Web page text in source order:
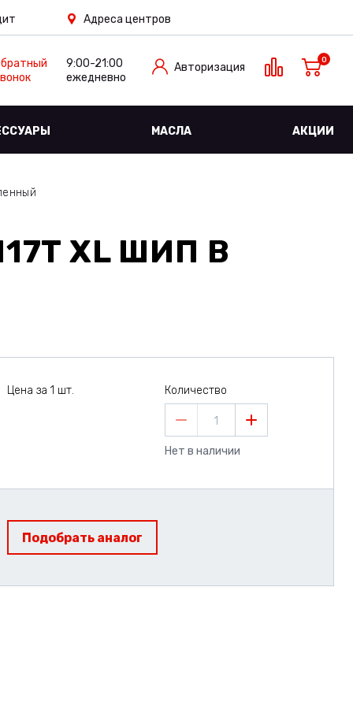
Адреса центров
9:00-21:00
ежедневно
Авторизация
0
МАСЛА АКЦИИ
XL ШИП В
Цена за 1 шт. Количество
1
Нет в наличии
Подобрать аналог